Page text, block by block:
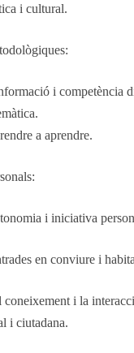
i cultural.
i competència
a aprendre.
i iniciativa
en conviure i
coneixement i la
i ciutadana.